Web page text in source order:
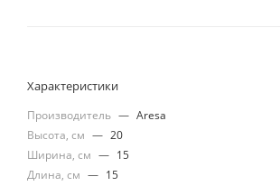
Характеристики
Производитель — Aresa
Высота, см — 20
Ширина, см — 15
Длина, см — 15